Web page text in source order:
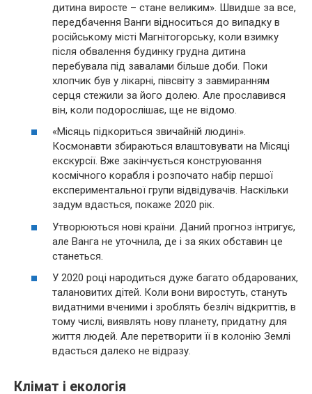
дитина виросте – стане великим». Швидше за все,
передбачення Ванги відноситься до випадку в
російському місті Магнітогорську, коли взимку
після обвалення будинку грудна дитина
перебувала під завалами більше доби. Поки
хлопчик був у лікарні, півсвіту з завмиранням
серця стежили за його долею. Але прославився
він, коли подорослішає, ще не відомо.
«Місяць підкориться звичайній людині».
Космонавти збираються влаштовувати на Місяці
екскурсії. Вже закінчується конструювання
космічного корабля і розпочато набір першої
експериментальної групи відвідувачів. Наскільки
задум вдасться, покаже 2020 рік.
Утворюються нові країни. Даний прогноз інтригує,
але Ванга не уточнила, де і за яких обставин це
станеться.
У 2020 році народиться дуже багато обдарованих,
талановитих дітей. Коли вони виростуть, стануть
видатними вченими і зроблять безліч відкриттів, в
тому числі, виявлять нову планету, придатну для
життя людей. Але перетворити її в колонію Землі
вдасться далеко не відразу.
Клімат і екологія